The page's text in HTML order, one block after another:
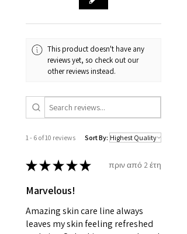
This product doesn't have any
reviews yet, so check out our
other reviews instead.
1 - 6 of 10 reviews Sort By:
★★★★★ πριν από 2 έτη
Marvelous!
Amazing skin care line always
leaves my skin feeling refreshed